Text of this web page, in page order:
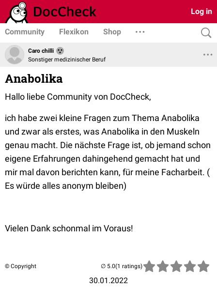
Log in
Community Flexikon Shop
Caro chilli
Sonstiger medizinischer Beruf
Anabolika
Hallo liebe Community von DocCheck,
ich habe zwei kleine Fragen zum Thema Anabolika
und zwar als erstes, was Anabolika in den Muskeln
genau macht. Die nächste Frage ist, ob jemand schon
eigene Erfahrungen dahingehend gemacht hat und
mir mal davon berichten kann, für meine Facharbeit. (
Es würde alles anonym bleiben)
Vielen Dank schonmal im Voraus!
© Copyright
30.01.2022
(1 ratings)